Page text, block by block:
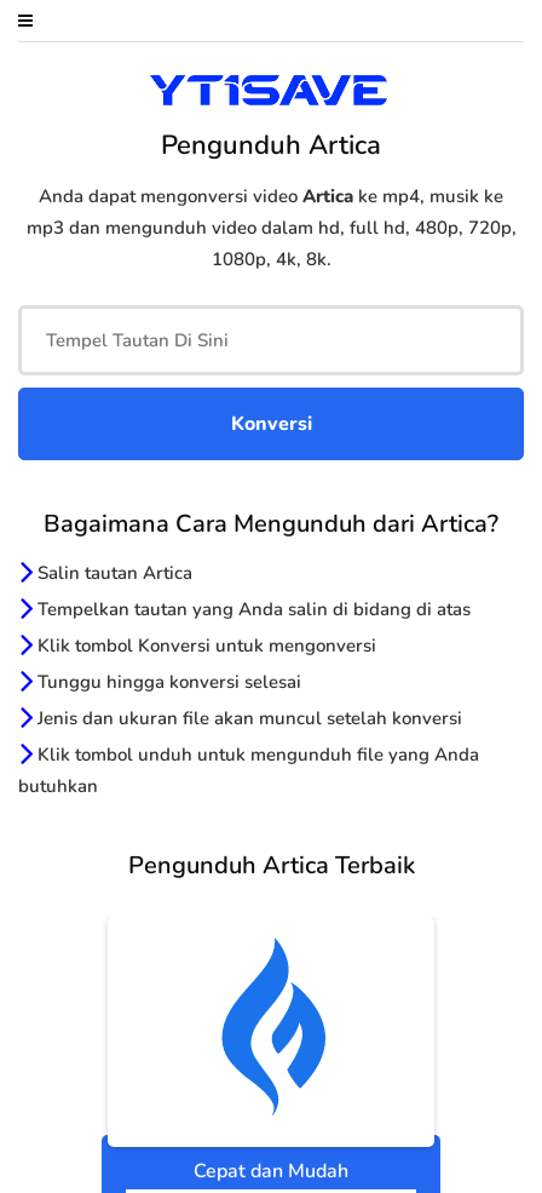
Pengunduh Artica
Anda dapat mengonversi video Artica ke mp4, musik ke
mp3 dan mengunduh video dalam hd, full hd, 480p, 720p,
1080p, 4k, 8k.
Bagaimana Cara Mengunduh dari Artica?
Salin tautan Artica
Tempelkan tautan yang Anda salin di bidang di atas
Klik tombol Konversi untuk mengonversi
Tunggu hingga konversi selesai
Jenis dan ukuran file akan muncul setelah konversi
Klik tombol unduh untuk mengunduh file yang Anda
butuhkan
Pengunduh Artica Terbaik
Cepat dan Mudah